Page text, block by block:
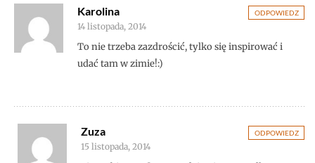
ODPOWIEDZ
Karolina
14 listopada, 2014
To nie trzeba zazdrościć, tylko się inspirować i
udać tam w zimie!:)
ODPOWIEDZ
Zuza
15 listopada, 2014